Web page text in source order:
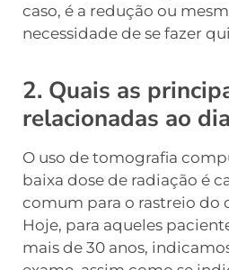
caso, é a redução ou
necessidade de se fazer
2. Quais as
relacionadas ao
O uso de tomografia
baixa dose de radiação é
comum para o rastreio do
Hoje, para aqueles
mais de 30 anos,